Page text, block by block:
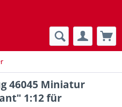
46045 Miniatur
1:12 für